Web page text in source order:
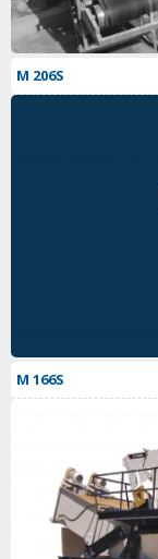
M 206S
M 166S